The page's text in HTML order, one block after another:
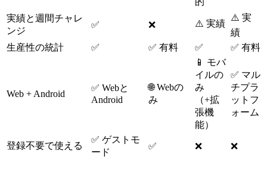
実績と週間チャレ
ンジ
✅ ❌ ⚠️ 実績
⚠️ 実
績
生産性の統計
✅ ✅ 有料 ✅ ✅ 有料
Web + Android
✅ Webと
Android
🌐 Webの
み
📱 モバ
イルの
み
（+拡
張機
能）
✅ マル
チプラ
ットフ
ォーム
登録不要で使える
✅ ゲストモ
ード
✅ ❌ ❌